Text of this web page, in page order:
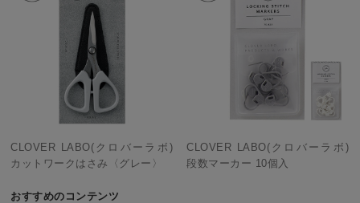
CLOVER LABO(クロバーラボ)
カットワークはさみ〈グレー〉
CLOVER LABO(クロバーラボ)
段数マーカー 10個入
おすすめのコンテンツ